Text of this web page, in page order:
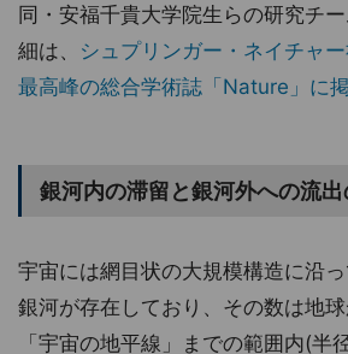
同・安福千貴大学院生らの研究チ
細は、 シュプリンガー・ネイチャ
最高峰の総合学術誌「Nature」に掲
銀河内の滞留と銀河外への流
宇宙には網目状の大規模構造に沿
銀河が存在しており、その数は地
「宇宙の地平線」までの範囲内(